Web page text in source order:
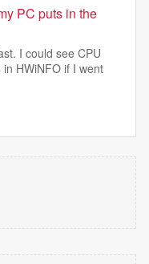
PC puts in the
I could see CPU
HWiNFO if I went